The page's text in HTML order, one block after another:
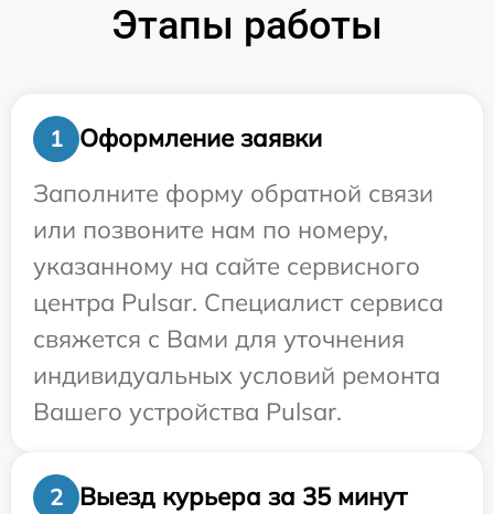
Этапы работы
1
Оформление заявки
Заполните форму обратной связи
или позвоните нам по номеру,
указанному на сайте сервисного
центра Pulsar. Специалист сервиса
свяжется с Вами для уточнения
индивидуальных условий ремонта
Вашего устройства Pulsar.
2
Выезд курьера за 35 минут